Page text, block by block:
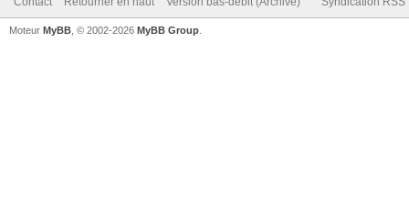
Moteur MyBB , © 2002-2026 MyBB Group